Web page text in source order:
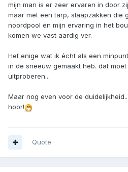
mijn man is er zeer ervaren in door
maar met een tarp, slaapzakken die
noordpool en mijn ervaring in het
komen we vast aardig ver.
Het enige wat ik écht als een
in de sneeuw gemaakt heb. dat
uitproberen...
Maar nog even voor de
hoor!
Quote